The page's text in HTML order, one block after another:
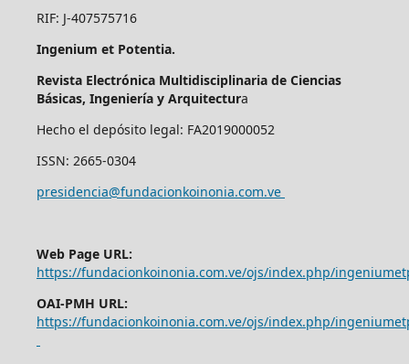
RIF: J-407575716
Ingenium et Potentia.
Revista Electrónica Multidisciplinaria de Ciencias
Básicas, Ingeniería y Arquitectura
Hecho el depósito legal: FA2019000052
ISSN: 2665-0304
presidencia@fundacionkoinonia.com.ve
Web Page URL:
https://fundacionkoinonia.com.ve/ojs/index.php/
OAI-PMH URL:
https://fundacionkoinonia.com.ve/ojs/index.php/